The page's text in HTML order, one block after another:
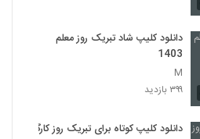
دانلود کلیپ شاد تبریک روز معلم
1403
M
۳۹۹ بازدید
دانلود کلیپ کوتاه برای تبریک روز کارگر